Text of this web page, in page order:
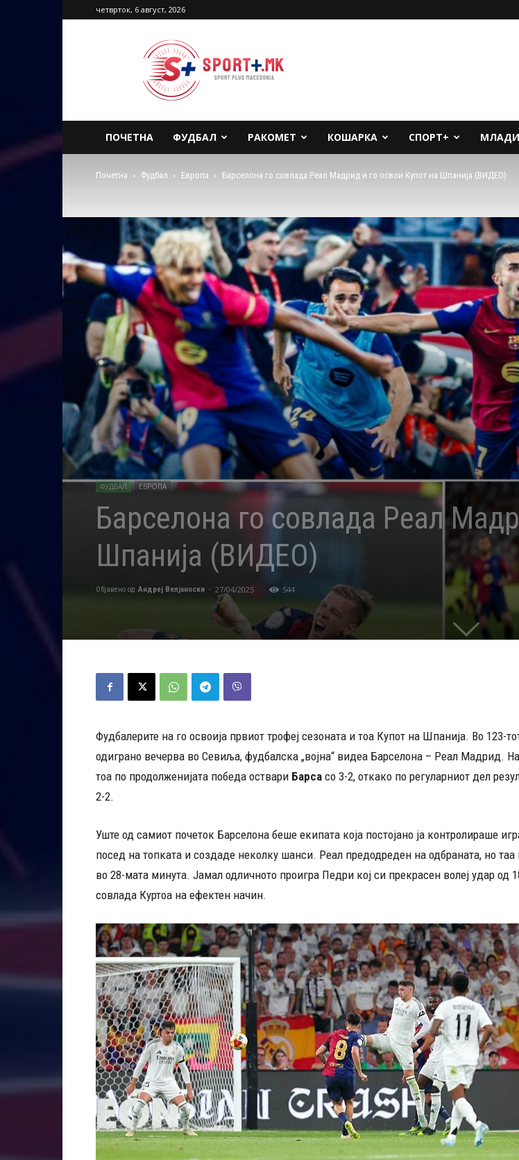
четврток, 6 август, 2026
Sport
Plus
Macedonia
ПОЧЕТНА ФУДБАЛ РАКОМЕТ КОШАРКА СПОРТ+
Почетна Фудбал Европа Барселона го совлада Реал Мадрид и го освои Купот на Шпанија (ВИДЕО)
ФУДБАЛ ЕВРОПА
Барселона го совлада Реал
Шпанија (ВИДЕО)
Објавено од Андреј Велјаноски - 27/04/2025 544
Фудбалерите на го освоија првиот трофеј сезоната и тоа Купот на Шпанија. Во 123-
одиграно вечерва во Севиља, фудбалска „војна“ видеа Барселона – Реал Мадрид. На
тоа по продолженијата победа оствари Барса со 3-2, откако по регуларниот дел
2-2.
Уште од самиот почеток Барселона беше екипата која постојано ја контролираше
посед на топката и создаде неколку шанси. Реал предодреден на одбраната, но
во 28-мата минута. Јамал одличното проигра Педри кој си прекрасен волеј удар од
совлада Куртоа на ефектен начин.